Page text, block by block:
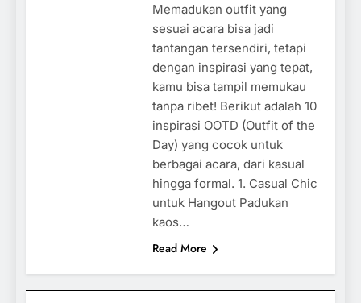
Memadukan outfit yang
sesuai acara bisa jadi
tantangan tersendiri, tetapi
dengan inspirasi yang tepat,
kamu bisa tampil memukau
tanpa ribet! Berikut adalah 10
inspirasi OOTD (Outfit of the
Day) yang cocok untuk
berbagai acara, dari kasual
hingga formal. 1. Casual Chic
untuk Hangout Padukan
kaos…
Read More